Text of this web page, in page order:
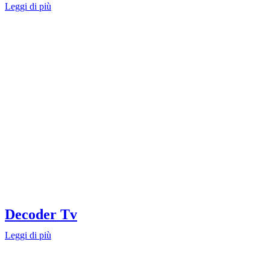
Leggi di più
Decoder Tv
Leggi di più